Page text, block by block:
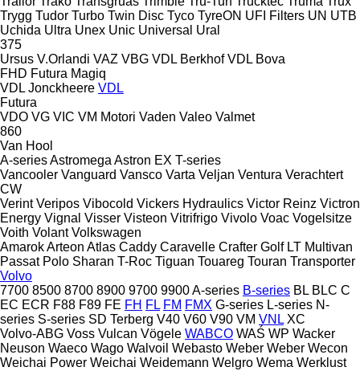
Trygg Tudor Turbo Twin Disc Tyco TyreON UFI Filters UN UTB
Uchida Ultra Unex Unic Universal Ural
375
Ursus V.Orlandi VAZ VBG VDL Berkhof VDL Bova
FHD Futura Magiq
VDL Jonckheere VDL
Futura
VDO VG VIC VM Motori Vaden Valeo Valmet
860
Van Hool
A-seriesAstromega Astron EX T-series
Vancooler Vanguard Vansco Varta Veljan Ventura Verachtert
CW
Verint Veripos Vibocold Vickers Hydraulics Victor Reinz Victron
Energy Vignal Visser Visteon Vitrifrigo Vivolo Voac Vogelsitze
Voith Volant Volkswagen
AmarokArteon Atlas Caddy Caravelle Crafter Golf LT Multivan
Passat Polo Sharan T-Roc Tiguan Touareg Touran Transporter
Volvo
7700 8500 8700 8900 9700 9900A-series B-series BL BLC C
EC ECR F88 F89 FE FH FL FM FMX G-series L-series N-
series S-series SD Terberg V40 V60 V90 VM VNL XC
Volvo-ABG Voss Vulcan Vögele WABCO WAŚ WP Wacker
Neuson Waeco Wago Walvoil Webasto Weber Weber Wecon
Weichai Power Weichai Weidemann Welgro Wema Werklust